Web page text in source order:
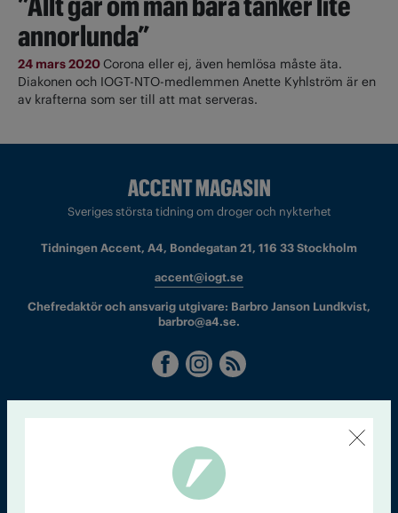
annorlunda”
24 mars 2020 Corona eller ej, även hemlösa måste äta.
Diakonen och IOGT-NTO-medlemmen Anette Kyhlström är en
av krafterna som ser till att mat serveras.
Sveriges största tidning om droger och nykterhet
Tidningen Accent, A4, Bondegatan 21, 116 33 Stockholm
accent@iogt.se
Chefredaktör och ansvarig utgivare: Barbro Janson Lundkvist,
barbro@a4.se.